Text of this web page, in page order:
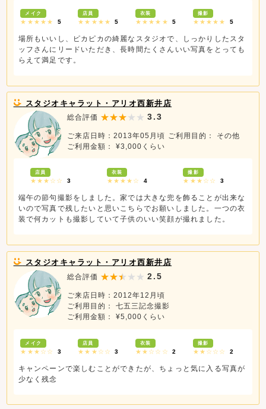
メイク
★★★★★ 5
店員
★★★★★ 5
衣装
★★★★★ 5
撮影
★★★★★ 5
場所もいいし、ピカピカの綺麗なスタジオで、しっかりしたスタ
ッフさんにリードいただき、長時間たくさんいい写真をとっても
らえて満足です。
スタジオキャラット・アリオ西新井店
総合評価 3.3
ご来店日時：2013年05月頃 ご利用目的： その他
ご利用金額： ¥3,000くらい
店員
★★★☆☆ 3
衣装
★★★★☆ 4
撮影
★★★☆☆ 3
端午の節句撮影をしました。家では大きな兜を飾ることが出来な
いので写真で残したいと思いこちらでお願いしました。一つの衣
装で何カットも撮影していて子供のいい笑顔が撮れました。
スタジオキャラット・アリオ西新井店
総合評価 2.5
ご来店日時：2012年12月頃
ご利用目的： 七五三記念撮影
ご利用金額： ¥5,000くらい
メイク
★★★☆☆ 3
店員
★★★☆☆ 3
衣装
★★☆☆☆ 2
撮影
★★☆☆☆ 2
キャンペーンで楽しむことができたが、ちょっと気に入る写真が
少なく残念